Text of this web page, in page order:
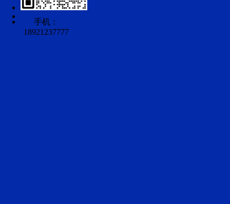
手机：
18921237777